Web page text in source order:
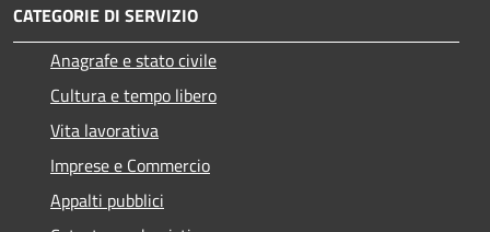
CATEGORIE DI SERVIZIO
Anagrafe e stato civile
Cultura e tempo libero
Vita lavorativa
Imprese e Commercio
Appalti pubblici